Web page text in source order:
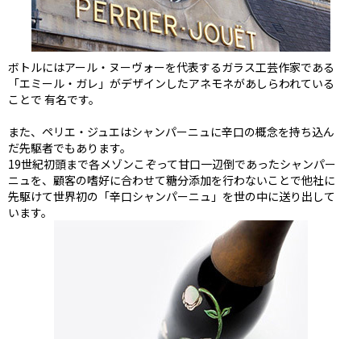
ボトルにはアール・ヌーヴォーを代表するガラス工芸作家である
「エミール・ガレ」がデザインしたアネモネがあしらわれている
ことで 有名です。
また、ペリエ・ジュエはシャンパーニュに辛口の概念を持ち込ん
だ先駆者でもあります。
19世紀初頭まで各メゾンこぞって甘口一辺倒であったシャンパー
ニュを、顧客の嗜好に合わせて糖分添加を行わないことで他社に
先駆けて世界初の「辛口シャンパーニュ」を世の中に送り出して
います。